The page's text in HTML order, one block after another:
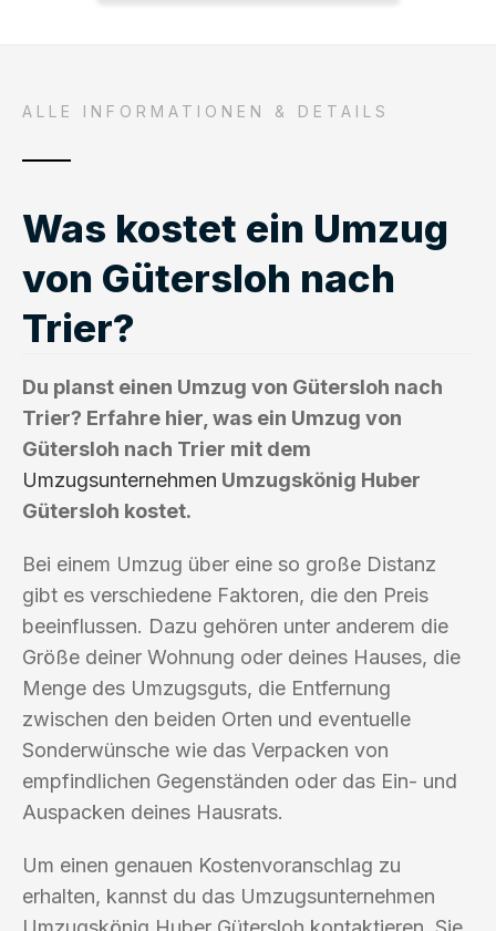
ALLE INFORMATIONEN & DETAILS
Was kostet ein Umzug
von Gütersloh nach
Trier?
Du planst einen Umzug von Gütersloh nach
Trier? Erfahre hier, was ein Umzug von
Gütersloh nach Trier mit dem
Umzugsunternehmen Umzugskönig Huber
Gütersloh kostet.
Bei einem Umzug über eine so große Distanz
gibt es verschiedene Faktoren, die den Preis
beeinflussen. Dazu gehören unter anderem die
Größe deiner Wohnung oder deines Hauses, die
Menge des Umzugsguts, die Entfernung
zwischen den beiden Orten und eventuelle
Sonderwünsche wie das Verpacken von
empfindlichen Gegenständen oder das Ein- und
Auspacken deines Hausrats.
Um einen genauen Kostenvoranschlag zu
erhalten, kannst du das Umzugsunternehmen